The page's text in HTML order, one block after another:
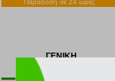
Παράδοση σε 24 ώρες
ΓΕΝΙΚΗ
ΠΕΡΙΓΡΑΦΗ